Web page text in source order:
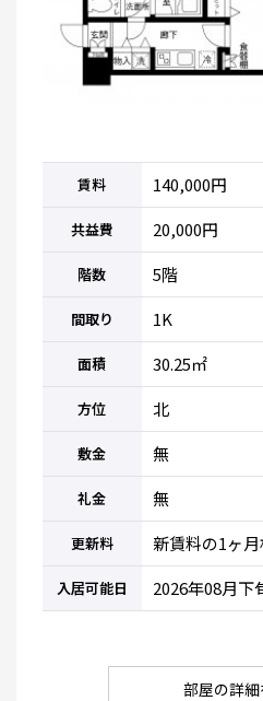
賃料 140,000円
共益費 20,000円
階数 5階
間取り 1K
面積 30.25㎡
方位 北
敷金 無
礼金 無
更新料 新賃料の1ヶ
入居可能日 2026年08月下
部屋の詳細